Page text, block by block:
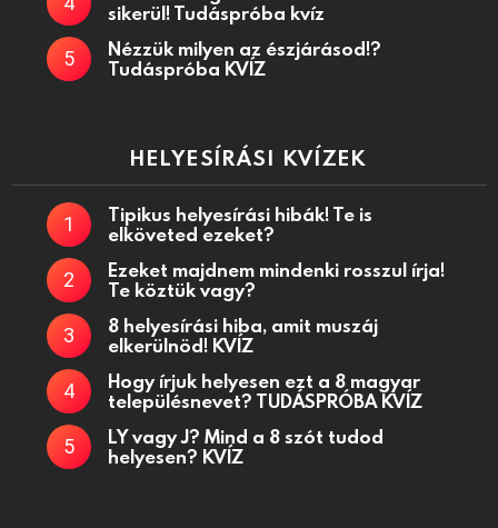
sikerül! Tudáspróba kvíz
Nézzük milyen az észjárásod!?
Tudáspróba KVÍZ
HELYESÍRÁSI KVÍZEK
Tipikus helyesírási hibák! Te is
elköveted ezeket?
Ezeket majdnem mindenki rosszul írja!
Te köztük vagy?
8 helyesírási hiba, amit muszáj
elkerülnöd! KVÍZ
Hogy írjuk helyesen ezt a 8 magyar
településnevet? TUDÁSPRÓBA KVÍZ
LY vagy J? Mind a 8 szót tudod
helyesen? KVÍZ